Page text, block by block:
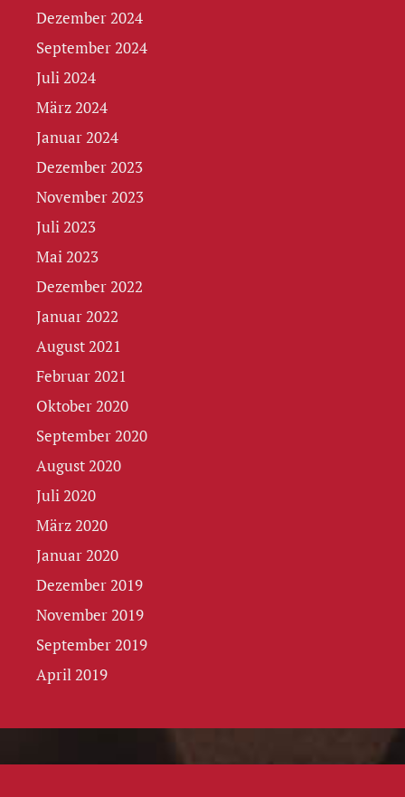
Dezember 2024
September 2024
Juli 2024
März 2024
Januar 2024
Dezember 2023
November 2023
Juli 2023
Mai 2023
Dezember 2022
Januar 2022
August 2021
Februar 2021
Oktober 2020
September 2020
August 2020
Juli 2020
März 2020
Januar 2020
Dezember 2019
November 2019
September 2019
April 2019